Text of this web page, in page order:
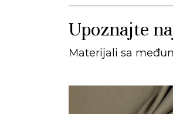
Upoznajte
Materijali sa